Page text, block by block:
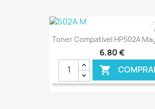
€
Toner Compatível HP502A
6,80 €
